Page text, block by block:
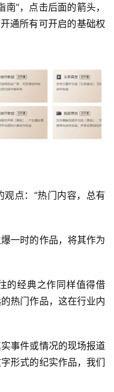
”，点击后面的箭头，
通所有可开启的基础权
点：“热门内容，总有
一时的作品，将其作为
的经典之作同样值得借
热门作品，这在行业内
事件或情况的现场报道
形式的纪实作品，我们